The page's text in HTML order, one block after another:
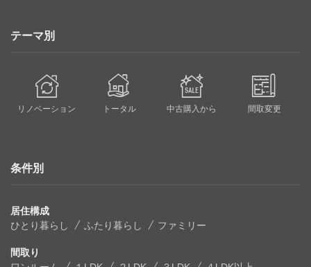
テーマ別
リノベーション トータル 中古購入から 間取変更
条件別
居住構成
ひとり暮らし
ふたり暮らし ファミリー
間取り